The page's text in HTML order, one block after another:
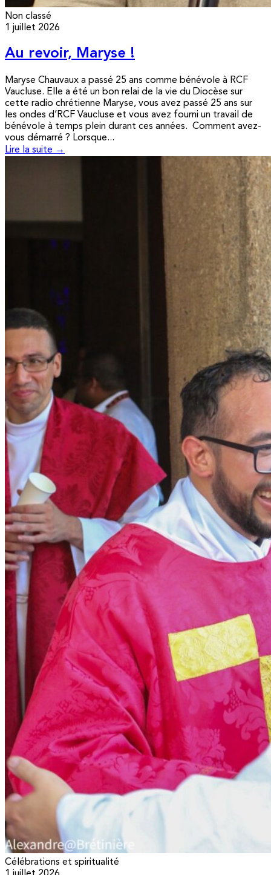
Non classé
1 juillet 2026
Au revoir, Maryse !
Maryse Chauvaux a passé 25 ans comme bénévole à RCF
Vaucluse. Elle a été un bon relai de la vie du Diocèse sur
cette radio chrétienne Maryse, vous avez passé 25 ans sur
les ondes d’RCF Vaucluse et vous avez fourni un travail de
bénévole à temps plein durant ces années. Comment avez-
vous démarré ? Lorsque...
Lire la suite →
Célébrations et spiritualité